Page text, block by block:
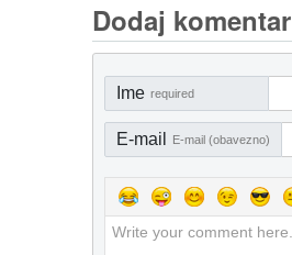
Dodaj komentar
Ime required
E-mail E-mail (obavezno)